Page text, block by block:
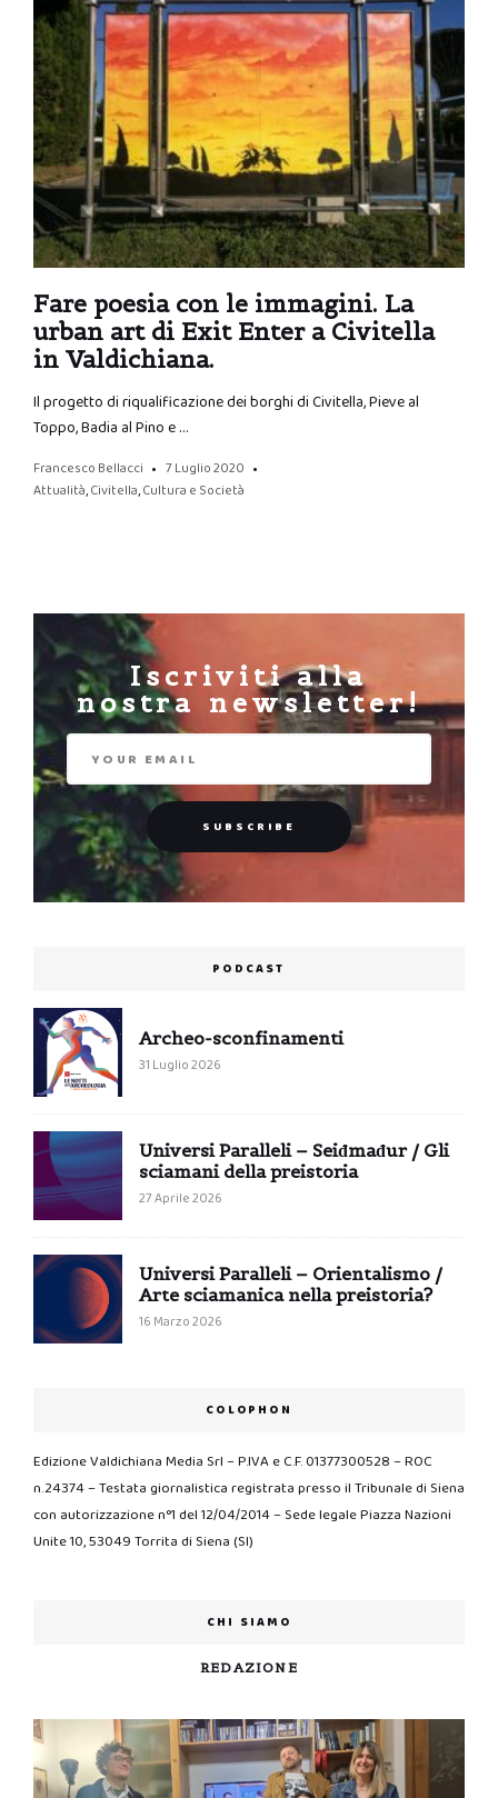
Fare poesia con le immagini. La
urban art di Exit Enter a Civitella
in Valdichiana.
Il progetto di riqualificazione dei borghi di Civitella, Pieve al
Toppo, Badia al Pino e …
Francesco Bellacci
7 Luglio 2020
Attualità,Civitella,Cultura e Società
Iscriviti alla
nostra newsletter!
PODCAST
Archeo-sconfinamenti
31 Luglio 2026
Universi Paralleli – Seiđmađur / Gli
sciamani della preistoria
27 Aprile 2026
Universi Paralleli – Orientalismo /
Arte sciamanica nella preistoria?
16 Marzo 2026
COLOPHON
Edizione Valdichiana Media Srl – P.IVA e C.F. 01377300528 – ROC
n.24374 – Testata giornalistica registrata presso il Tribunale di Siena
con autorizzazione n°1 del 12/04/2014 – Sede legale Piazza Nazioni
Unite 10, 53049 Torrita di Siena (SI)
CHI SIAMO
REDAZIONE